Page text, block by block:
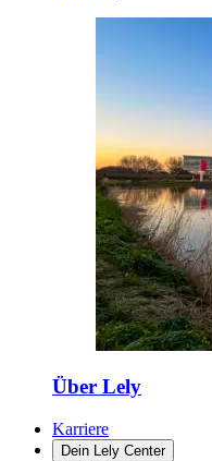
Über Lely
Karriere
Dein Lely Center